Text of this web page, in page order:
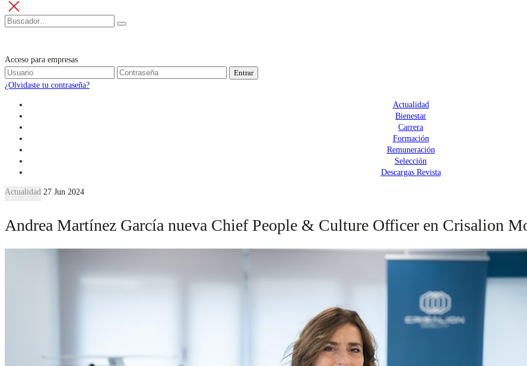
Acceso para empresas
Entrar
¿Olvidaste tu contraseña?
Actualidad
Bienestar
Carrera
Formación
Remuneración
Selección
Descargas Revista
Actualidad 27 Jun 2024
Andrea Martínez García nueva Chief People & Culture Officer en Crisalion